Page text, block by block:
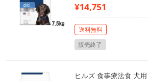
¥14,751
送料無料
販売終了
ヒルズ 食事療法食 犬